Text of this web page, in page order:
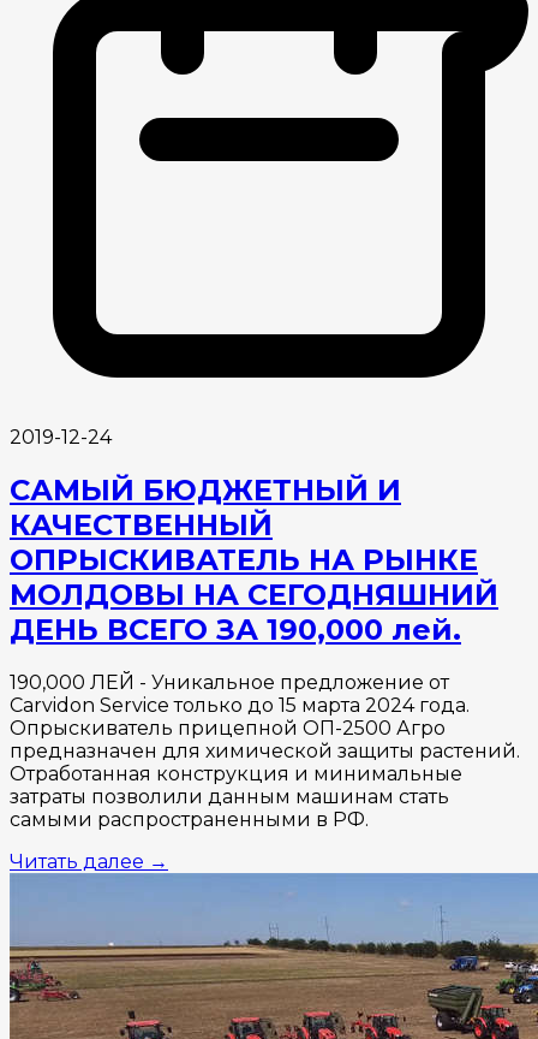
2019-12-24
САМЫЙ БЮДЖЕТНЫЙ И
КАЧЕСТВЕННЫЙ
ОПРЫСКИВАТЕЛЬ НА РЫНКЕ
МОЛДОВЫ НА СЕГОДНЯШНИЙ
ДЕНЬ ВСЕГО ЗА 190,000 лей.
190,000 ЛЕЙ - Уникальное предложение от
Carvidon Service только до 15 марта 2024 года.
Опрыскиватель прицепной ОП-2500 Агро
предназначен для химической защиты растений.
Отработанная конструкция и минимальные
затраты позволили данным машинам стать
самыми распространенными в РФ.
Читать далее →